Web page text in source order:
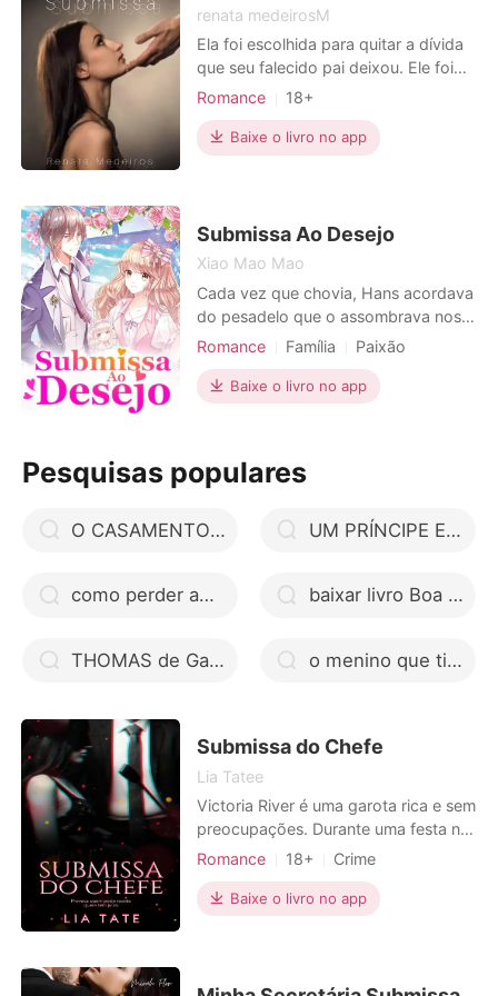
renata medeirosM
Ela foi escolhida para quitar a dívida
que seu falecido pai deixou. Ele foi
escolhido para dar continuidade ao
prefere a morte a ter que se casar
com o algoz que a deseja. Ele já
Ela tinha uma vi
Romance
18+
Relacionamento secreto
Amor em fuga
Escravos sexuais
Baixe o livro no app
Submissa Ao Desejo
Xiao Mao Mao
Cada vez que chovia, Hans acordava
do pesadelo que o assombrava nos
últimos oito anos, onde seu amor
noite chuvosa, um acidente de carro
trouxe Moira para a sua vida. Esta
perdeu toda a sua memória depois
Romance Família
Paixão
Moderno
Estatuto social
Obsessão
Héroi
Baixe o livro no app
Pesquisas populares
O CASAMENTO DO CEO POR UM BEBÊ UM PRÍNCIPE EM MINHA VIDA
como perder amigos e irritar pessoas baixar livro Boa Noite Punpun pdf
THOMAS de Gabriela Bortolotto o menino que tinha medo de errar pdf google drive
Submissa do Chefe
Lia Tatee
Victoria River é uma garota rica e sem
preocupações. Durante uma festa no
quartel das sombras, ela conhece
como Don; o chefe da máfia
Americana; e se apaixona no mesmo
uma dívida que ele insiste
Romance 18+
Crime
Casamento arranjado
Escravos sexuais
Máfia
Baixe o livro no app